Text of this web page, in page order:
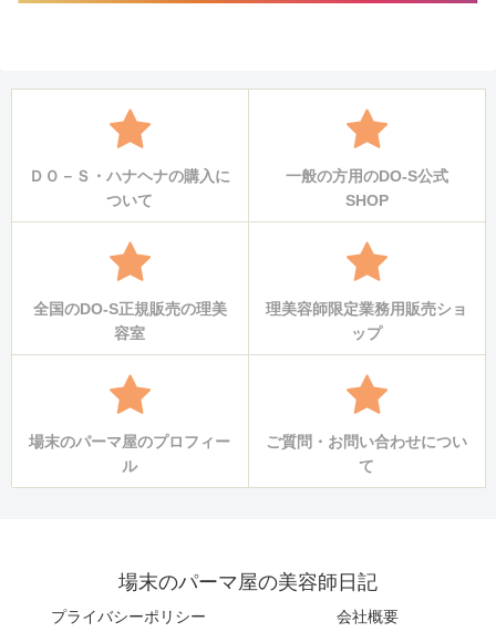
ＤＯ－Ｓ・ハナヘナの購入に
ついて
一般の方用のDO-S公式
SHOP
全国のDO-S正規販売の理美
容室
理美容師限定業務用販売ショ
ップ
場末のパーマ屋のプロフィー
ル
ご質問・お問い合わせについ
て
場末のパーマ屋の美容師日記
プライバシーポリシー 会社概要